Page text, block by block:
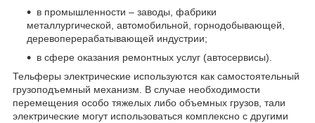
в промышленности – заводы, фабрики
металлургической, автомобильной, горнодобывающей,
деревоперерабатывающей индустрии;
в сфере оказания ремонтных услуг (автосервисы).
Тельферы электрические используются как самостоятельный
грузоподъемный механизм. В случае необходимости
перемещения особо тяжелых либо объемных грузов, тали
электрические могут использоваться комплексно с другими